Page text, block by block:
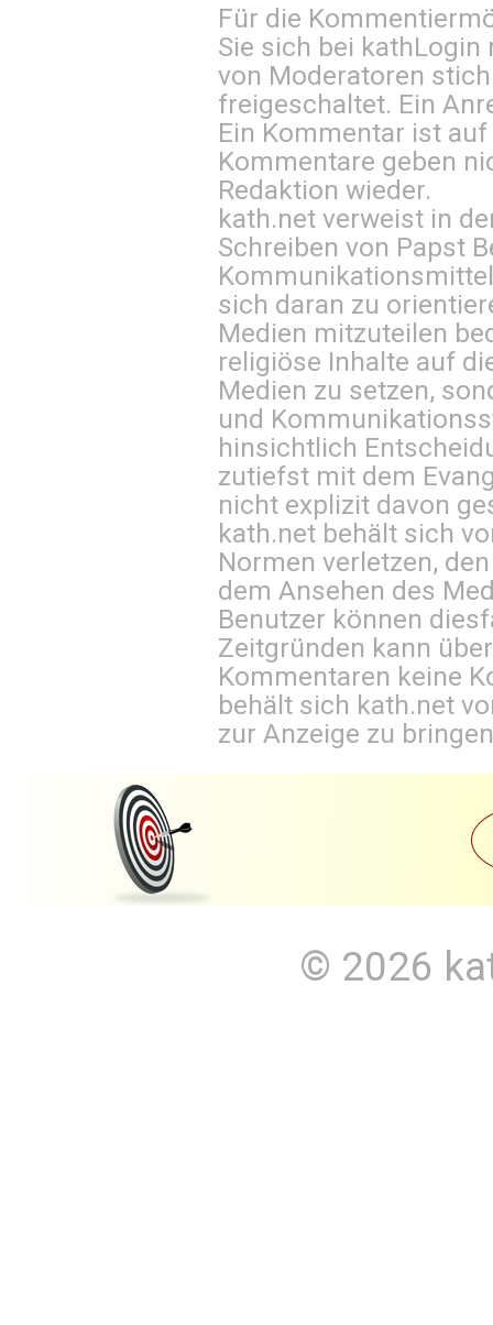
Für die
Sie sich bei kathLogin
von Moderatoren
freigeschaltet. Ein
Ein Kommentar ist
Kommentare geben
Redaktion wieder.
kath.net verweist in
Schreiben von Papst
sich daran zu
Medien mitzuteilen
religiöse Inhalte auf
Medien zu setzen,
und
hinsichtlich
zutiefst mit dem
nicht explizit davon
kath.net behält sich
Normen verletzen,
dem Ansehen des
Benutzer können
Zeitgründen kann
Kommentaren keine
behält sich kath.net
zur Anzeige zu
© 2026